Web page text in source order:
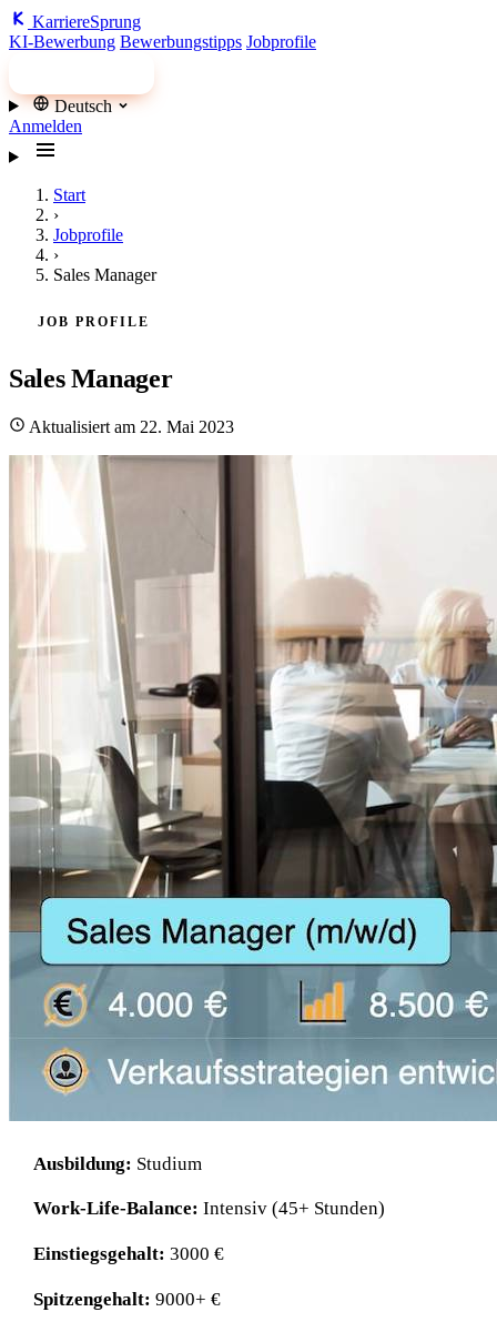
KarriereSprung
KI-Bewerbung Bewerbungstipps Jobprofile
Deutsch
Anmelden
Start
›
Jobprofile
›
Sales Manager
JOB PROFILE
Sales Manager
Aktualisiert am 22. Mai 2023
Ausbildung: Studium
Work-Life-Balance: Intensiv (45+ Stunden)
Einstiegsgehalt: 3000 €
Spitzengehalt: 9000+ €